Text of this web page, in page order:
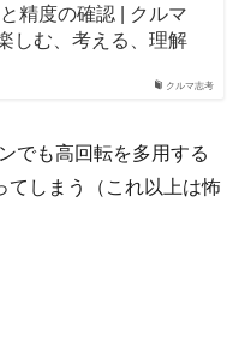
クルマ志考
精度の確認 | クルマ
しむ、考える、理解
でも高回転を多用する
しまう（これ以上は怖